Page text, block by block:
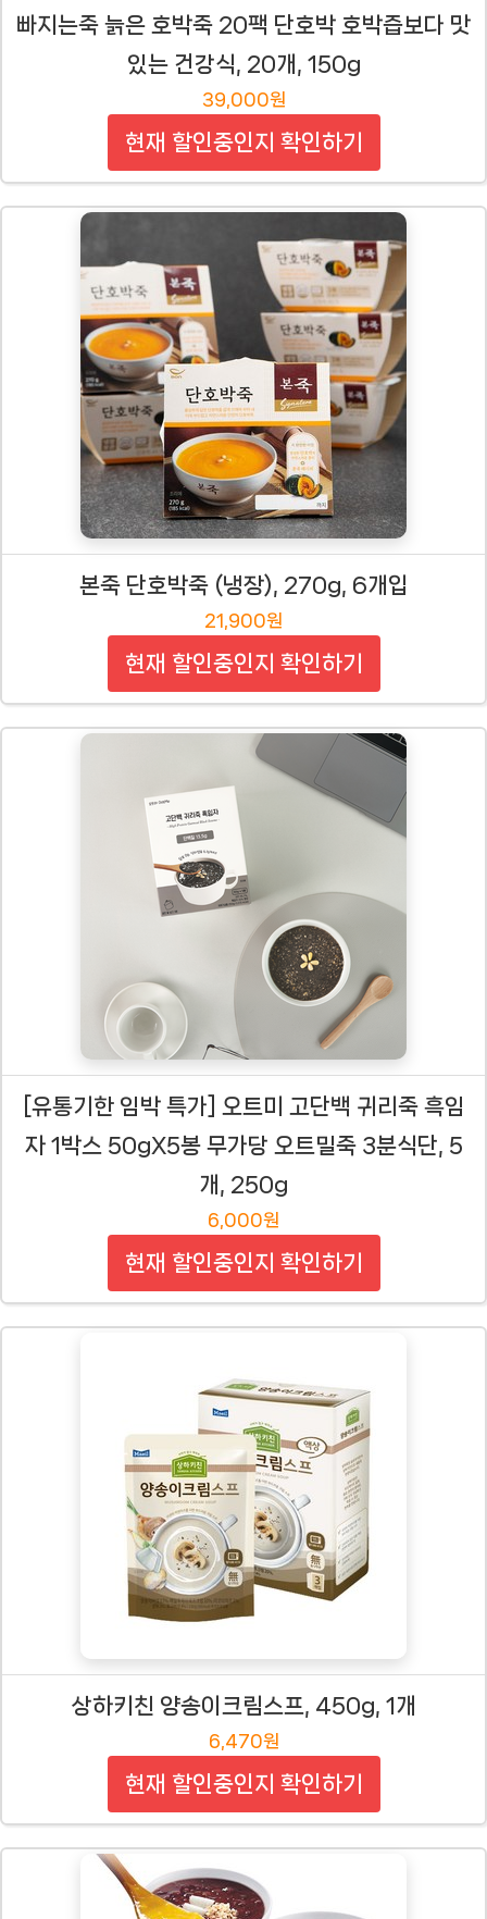
빠지는죽 늙은 호박죽 20팩 단호박 호박즙보다 맛
있는 건강식, 20개, 150g
39,000원
현재 할인중인지 확인하기
본죽 단호박죽 (냉장), 270g, 6개입
21,900원
현재 할인중인지 확인하기
[유통기한 임박 특가] 오트미 고단백 귀리죽 흑임
자 1박스 50gX5봉 무가당 오트밀죽 3분식단, 5
개, 250g
6,000원
현재 할인중인지 확인하기
상하키친 양송이크림스프, 450g, 1개
6,470원
현재 할인중인지 확인하기